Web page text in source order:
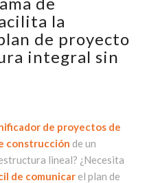
la
de proyecto
integral sin
de proyectos de
construcción de un
lineal? ¿Necesita
de comunicarel plan de